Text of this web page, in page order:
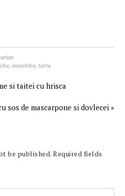
,smochine, tarta
si taitei cu hrisca
sos de mascarpone si dovlecei »
be published. Required fields